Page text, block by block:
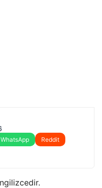
WhatsApp
Reddit